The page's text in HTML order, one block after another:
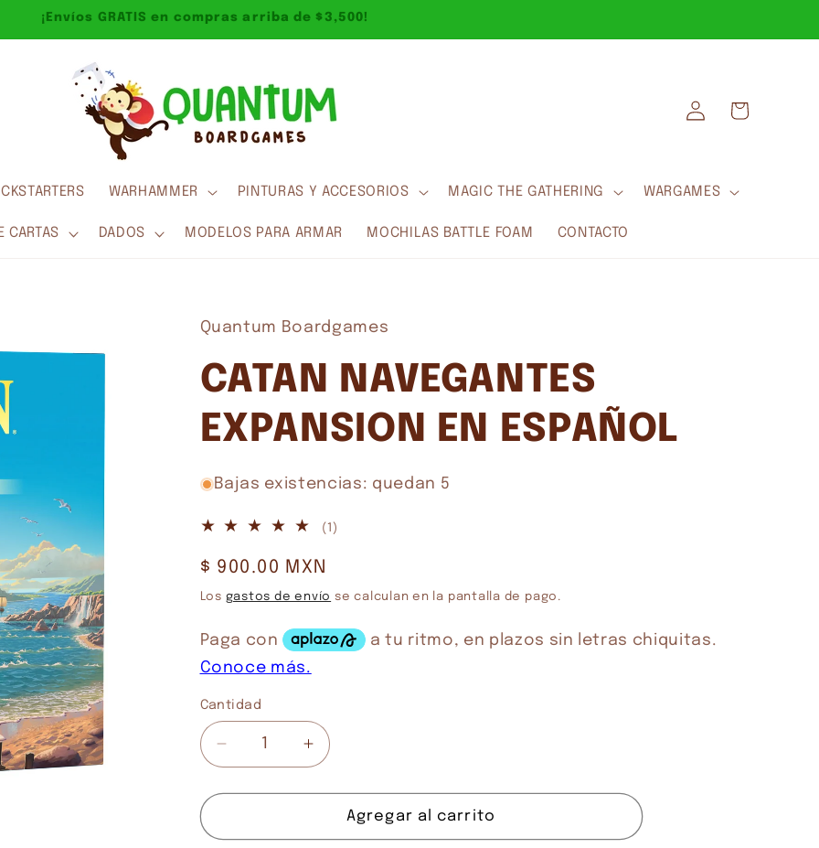
¡Envíos GRATIS en compras arriba de $3,500!
WARHAMMER PINTURAS Y ACCESORIOS MAGIC THE GATHERING WARGAMES
CARTAS DADOS MODELOS PARA ARMAR MOCHILAS BATTLE FOAM CONTACTO
Iniciar
sesión
Carrito
Quantum Boardgames
CATAN NAVEGANTES
EXPANSION EN ESPAÑOL
Bajas existencias: quedan 5
(1)
Precio
habitual
$ 900.00 MXN
Los gastos de envío se calculan en la pantalla de pago.
Cantidad
Cantidad
Reducir
cantidad
para
NAVEGANTES
Aumentar
cantidad
para
CATAN
NAVEGANTES
Agregar al carrito